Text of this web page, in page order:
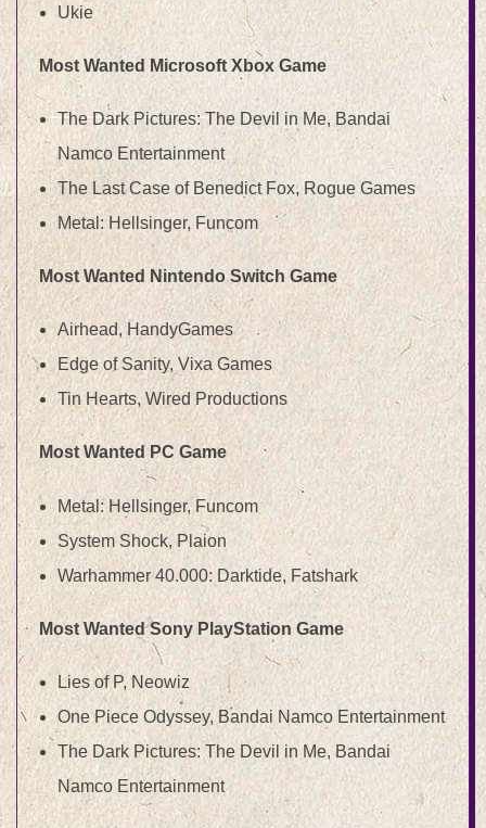
Ukie
Most Wanted Microsoft Xbox Game
The Dark Pictures: The Devil in Me, Bandai
Namco Entertainment
The Last Case of Benedict Fox, Rogue Games
Metal: Hellsinger, Funcom
Most Wanted Nintendo Switch Game
Airhead, HandyGames
Edge of Sanity, Vixa Games
Tin Hearts, Wired Productions
Most Wanted PC Game
Metal: Hellsinger, Funcom
System Shock, Plaion
Warhammer 40.000: Darktide, Fatshark
Most Wanted Sony PlayStation Game
Lies of P, Neowiz
One Piece Odyssey, Bandai Namco Entertainment
The Dark Pictures: The Devil in Me, Bandai
Namco Entertainment